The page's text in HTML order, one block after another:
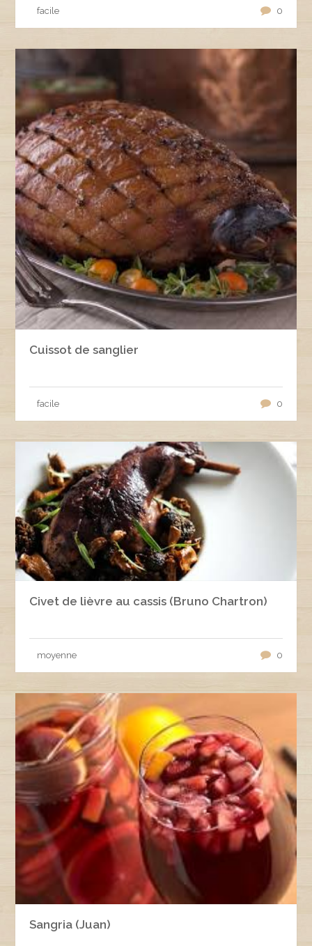
facile 0
Cuissot de sanglier
facile 0
Civet de lièvre au cassis (Bruno Chartron)
moyenne 0
Sangria (Juan)